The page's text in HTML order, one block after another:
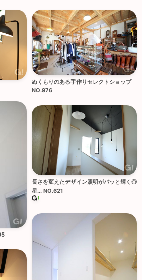
ぬくもりのある手作りセレクトショップ
NO.976
長さを変えたデザイン照明がパッと輝く◎
星... NO.621